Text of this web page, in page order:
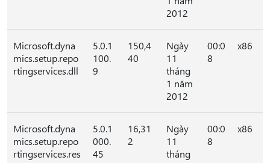
2012
Microsoft.dyna
mics.setup.repo
rtingservices.dll
5.0.1
100.
9
150,4
40
Ngày
11
tháng
1 năm
2012
00:0
8
x86
Microsoft.dyna
mics.setup.repo
rtingservices.res
5.0.1
000.
45
16,31
2
Ngày
11
tháng
00:0
8
x86